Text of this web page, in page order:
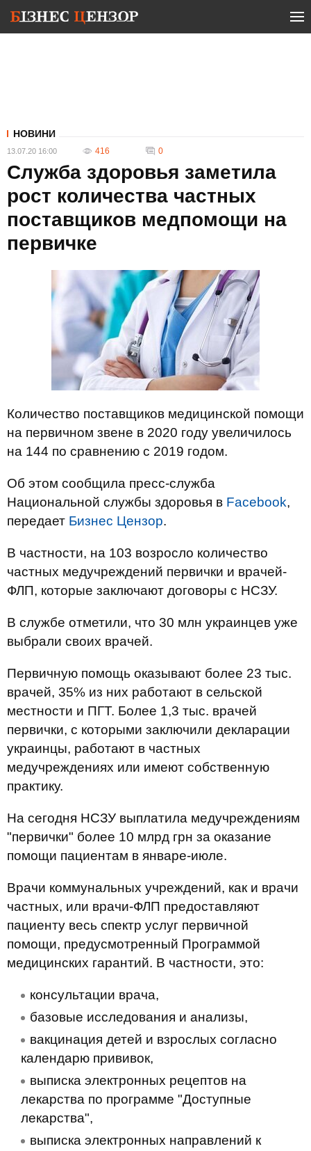
НОВИНИ
13.07.20 16:00 416 0
Служба здоровья заметила
рост количества частных
поставщиков медпомощи на
первичке
Количество поставщиков медицинской помощи
на первичном звене в 2020 году увеличилось
на 144 по сравнению с 2019 годом.
Об этом сообщила пресс-служба
Национальной службы здоровья в Facebook,
передает Бизнес Цензор.
В частности, на 103 возросло количество
частных медучреждений первички и врачей-
ФЛП, которые заключают договоры с НСЗУ.
В службе отметили, что 30 млн украинцев уже
выбрали своих врачей.
Первичную помощь оказывают более 23 тыс.
врачей, 35% из них работают в сельской
местности и ПГТ. Более 1,3 тыс. врачей
первички, с которыми заключили декларации
украинцы, работают в частных
медучреждениях или имеют собственную
практику.
На сегодня НСЗУ выплатила медучреждениям
"первички" более 10 млрд грн за оказание
помощи пациентам в январе-июле.
Врачи коммунальных учреждений, как и врачи
частных, или врачи-ФЛП предоставляют
пациенту весь спектр услуг первичной
помощи, предусмотренный Программой
медицинских гарантий. В частности, это:
консультации врача,
базовые исследования и анализы,
вакцинация детей и взрослых согласно
календарю прививок,
выписка электронных рецептов на
лекарства по программе "Доступные
лекарства",
выписка электронных направлений к